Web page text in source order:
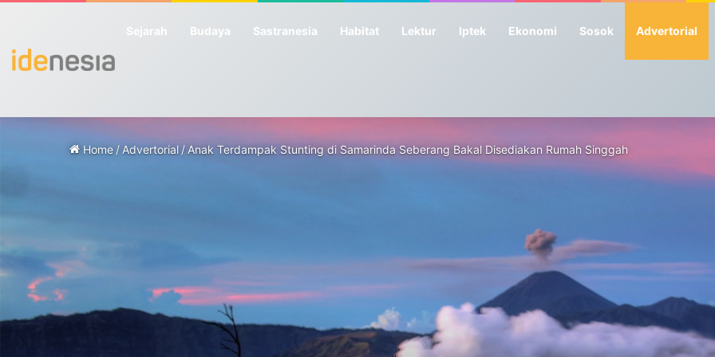
Sejarah Budaya Sastranesia Habitat Lektur Iptek Ekonomi Sosok Advertorial
Home / Advertorial /Anak Terdampak Stunting di Samarinda Seberang Bakal Disediakan Rumah Singgah